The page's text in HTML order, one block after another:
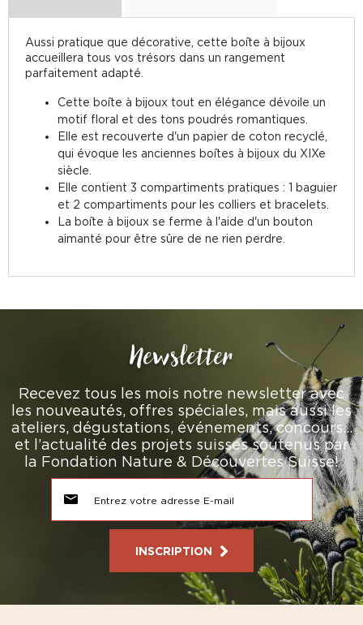
Aussi pratique que décorative, cette boîte à bijoux
accueillera tous vos trésors dans un rangement
parfaitement adapté.
Cette boîte à bijoux tout en élégance dévoile un
motif floral et des tons poudrés romantiques.
Elle est recouverte d'un papier de coton recyclé,
qui évoque les anciennes boîtes à bijoux du XIXe
siècle.
Elle contient 3 compartiments pratiques : 1 baguier
et 2 compartiments pour les colliers et bracelets.
La boîte à bijoux se ferme à l'aide d'un bouton
aimanté pour être sûre de ne rien perdre.
Newsletter
Recevez tous les mois notre newsletter avec
les nouveautés, offres spéciales, mais aussi les
ateliers, dégustations, événements, concours…
et l’actualité des projets suisses soutenus par
la Fondation Nature & Découvertes Suisse!
INSCRIPTION